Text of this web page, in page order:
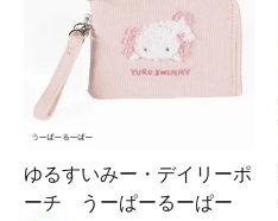
ゆるすいみー・デイリーポ
ーチ うーぱーるーぱー